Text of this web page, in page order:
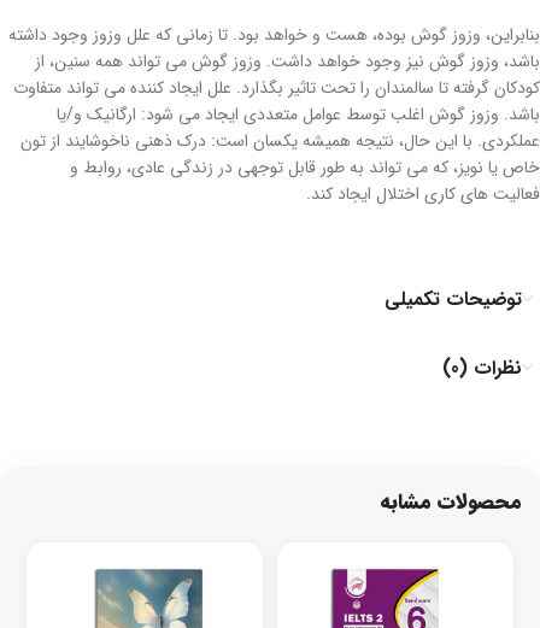
بنابراین، وزوز گوش بوده، هست و خواهد بود. تا زمانی که علل وزوز وجود داشته
باشد، وزوز گوش نیز وجود خواهد داشت. وزوز گوش می تواند همه سنین، از
کودکان گرفته تا سالمندان را تحت تاثیر بگذارد. علل ایجاد کننده می تواند متفاوت
باشد. وزوز گوش اغلب توسط عوامل متعددی ایجاد می شود: ارگانیک و/یا
عملکردی. با این حال، نتیجه همیشه یکسان است: درک ذهنی ناخوشایند از تون
خاص یا نویز، که می تواند به طور قابل توجهی در زندگی عادی، روابط و
فعالیت های کاری اختلال ایجاد کند.
توضیحات تکمیلی
نظرات (0)
محصولات مشابه